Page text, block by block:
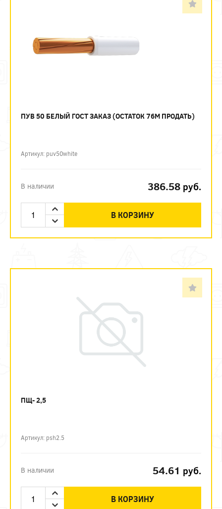
ПУВ 50 БЕЛЫЙ ГОСТ ЗАКАЗ (ОСТАТОК 76М ПРОДАТЬ)
Артикул: puv50white
В наличии 386.58 руб.
В КОРЗИНУ
ПЩ- 2,5
Артикул: psh2.5
В наличии 54.61 руб.
В КОРЗИНУ